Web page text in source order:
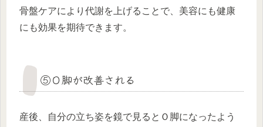
骨盤ケアにより代謝を上げることで、美容にも健康
にも効果を期待できます。
⑤Ｏ脚が改善される
産後、自分の立ち姿を鏡で見るとＯ脚になったよう